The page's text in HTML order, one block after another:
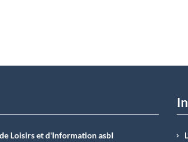
Loisirs et d'Information asbI